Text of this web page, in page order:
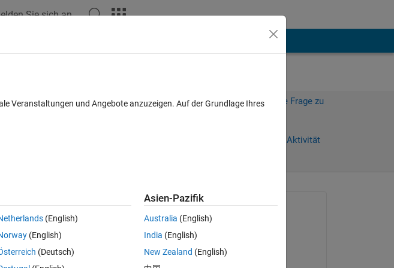
Sie sich an
or 1
Melden Sie sich an, um diese Frage zu
Anmelden, um Aktivität
0 Stimmen
Lucas S
am 9 Mär. 2020
Veranstaltungen und Angebote anzuzeigen. Auf der Grundlage Ihres
(English)
(English)
(Deutsch)
Asien-Pazifik
Australia (English)
India (English)
New Zealand (English)